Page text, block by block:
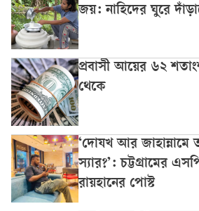
জয়: নাহিদের ঘুরে
প্রবাসী আয়ের ৬২
থেকে
‘দোযখ আর জাহান্নামে
স্যার?’: চট্টগ্রামের
রায়হানের পোস্ট